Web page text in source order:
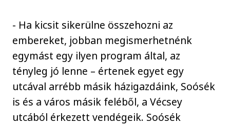
- Ha kicsit sikerülne összehozni az
embereket, jobban megismerhetnénk
egymást egy ilyen program által, az
tényleg jó lenne – értenek egyet egy
utcával arrébb másik házigazdáink, Soósék
is és a város másik feléből, a Vécsey
utcából érkezett vendégeik. Soósék